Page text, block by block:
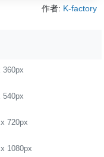
作者: K-factory
360px
540px
720px
1080px